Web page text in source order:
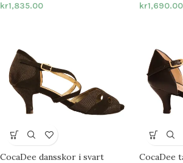
kr1,835.00
kr1,690.00
CocaDee dansskor i svart CocaDee